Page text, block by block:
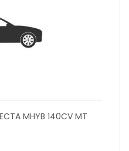
MHYB 140CV MT